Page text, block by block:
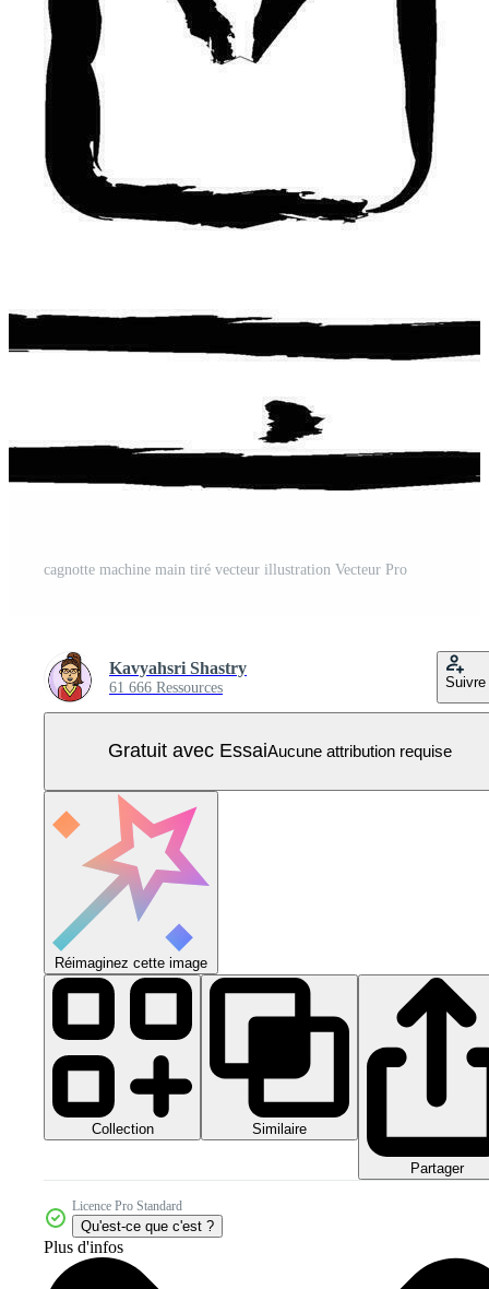
cagnotte machine main tiré vecteur illustration Vecteur Pro
Kavyahsri Shastry
61 666 Ressources Suivre
Gratuit avec EssaiAucune attribution requise
Réimaginez cette image
Collection Similaire
Partager
Licence Pro Standard
Qu'est-ce que c'est ?
Plus d'infos